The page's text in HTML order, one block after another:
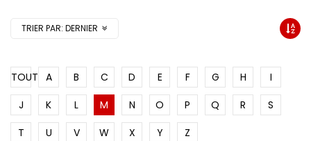
TRIER PAR: DERNIER
TOUT A B C D E F G H
I
J
K L M N O P Q R
S
T
U V W X Y Z